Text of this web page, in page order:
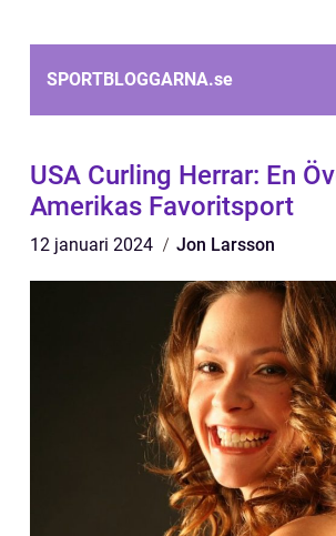
SPORTBLOGGARNA.se
USA Curling Herrar: En
Amerikas Favoritsport
12 januari 2024 Jon Larsson